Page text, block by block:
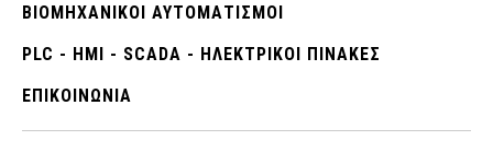
ΒΙΟΜΗΧΑΝΙΚΟΊ ΑΥΤΟΜΑΤΙΣΜΟΊ
PLC - HMI - SCADA - ΗΛΕΚΤΡΙΚΟΙ ΠΙΝΑΚΕΣ
ΕΠΙΚΟΙΝΩΝΊΑ